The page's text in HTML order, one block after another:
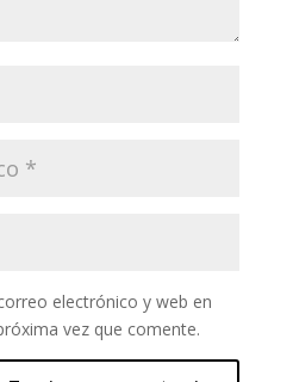
electrónico y web en
vez que comente.